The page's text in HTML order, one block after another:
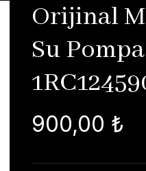
Orijinal
Su
900,00 ₺